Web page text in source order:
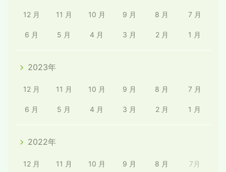
12 月 11 月 10 月 9 月 8 月 7 月
6 月 5 月 4 月 3 月 2 月 1 月
2023年
12 月 11 月 10 月 9 月 8 月 7 月
6 月 5 月 4 月 3 月 2 月 1 月
2022年
12 月 11 月 10 月 9 月 8 月 7月